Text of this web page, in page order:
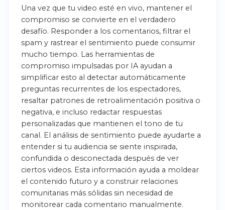
Una vez que tu video esté en vivo, mantener el
compromiso se convierte en el verdadero
desafío. Responder a los comentarios, filtrar el
spam y rastrear el sentimiento puede consumir
mucho tiempo. Las herramientas de
compromiso impulsadas por IA ayudan a
simplificar esto al detectar automáticamente
preguntas recurrentes de los espectadores,
resaltar patrones de retroalimentación positiva o
negativa, e incluso redactar respuestas
personalizadas que mantienen el tono de tu
canal. El análisis de sentimiento puede ayudarte a
entender si tu audiencia se siente inspirada,
confundida o desconectada después de ver
ciertos videos. Esta información ayuda a moldear
el contenido futuro y a construir relaciones
comunitarias más sólidas sin necesidad de
monitorear cada comentario manualmente.